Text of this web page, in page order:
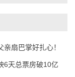
扇巴掌好扎心！
6天总票房破10亿